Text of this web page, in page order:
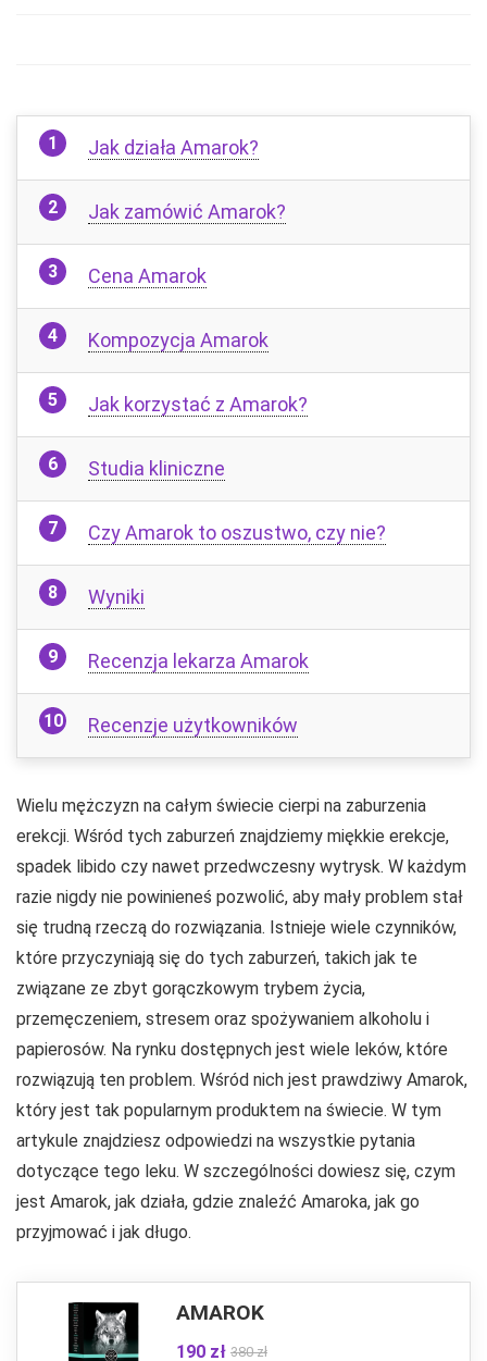
Jak działa Amarok?
Jak zamówić Amarok?
Cena Amarok
Kompozycja Amarok
Jak korzystać z Amarok?
Studia kliniczne
Czy Amarok to oszustwo, czy nie?
Wyniki
Recenzja lekarza Amarok
Recenzje użytkowników
Wielu mężczyzn na całym świecie cierpi na zaburzenia
erekcji. Wśród tych zaburzeń znajdziemy miękkie erekcje,
spadek libido czy nawet przedwczesny wytrysk. W każdym
razie nigdy nie powinieneś pozwolić, aby mały problem stał
się trudną rzeczą do rozwiązania. Istnieje wiele czynników,
które przyczyniają się do tych zaburzeń, takich jak te
związane ze zbyt gorączkowym trybem życia,
przemęczeniem, stresem oraz spożywaniem alkoholu i
papierosów. Na rynku dostępnych jest wiele leków, które
rozwiązują ten problem. Wśród nich jest prawdziwy Amarok,
który jest tak popularnym produktem na świecie. W tym
artykule znajdziesz odpowiedzi na wszystkie pytania
dotyczące tego leku. W szczególności dowiesz się, czym
jest Amarok, jak działa, gdzie znaleźć Amaroka, jak go
przyjmować i jak długo.
AMAROK
190 zł 380 zł